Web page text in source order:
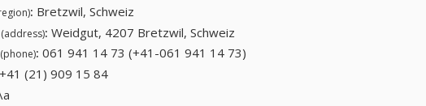
: Bretzwil, Schweiz
(address): Weidgut, 4207 Bretzwil, Schweiz
(phone): 061 941 14 73 (+41-061 941 14 73)
+41 (21) 909 15 84